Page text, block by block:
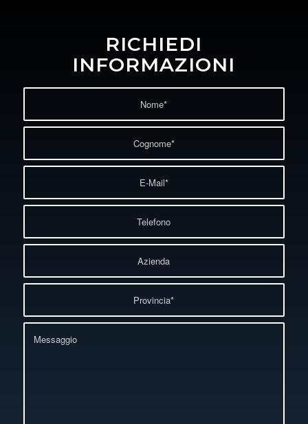
RICHIEDI
INFORMAZIONI